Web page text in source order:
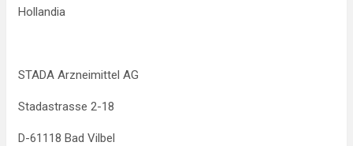
Hollandia
STADA Arzneimittel AG
Stadastrasse 2-18
D-61118 Bad Vilbel